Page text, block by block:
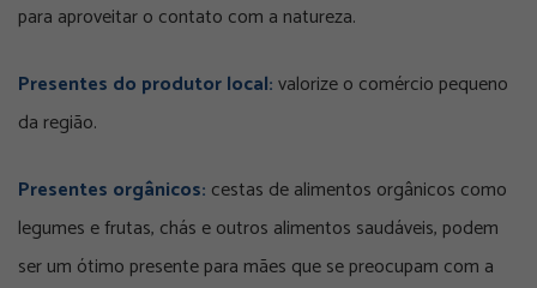
para aproveitar o contato com a natureza.
Presentes do produtor local:valorize o comércio pequeno
da região.
Presentes orgânicos: cestas de alimentos orgânicos como
legumes e frutas, chás e outros alimentos saudáveis, podem
ser um ótimo presente para mães que se preocupam com a